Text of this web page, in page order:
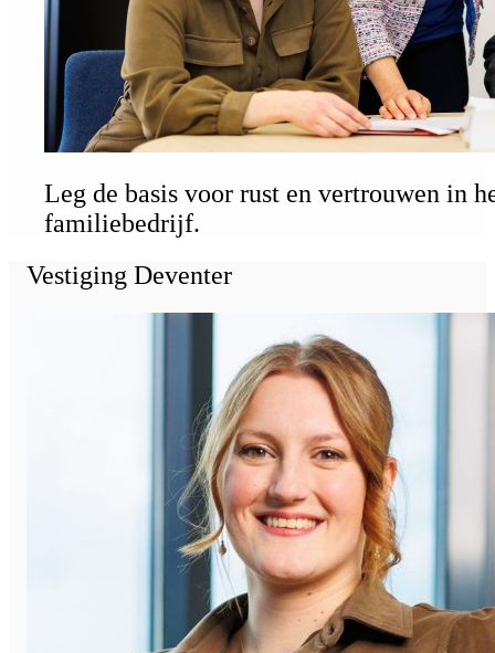
Leg de basis voor rust en vertrouwen in
familiebedrijf.
Vestiging Deventer